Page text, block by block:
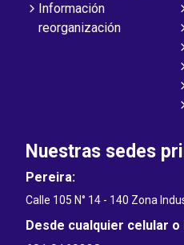
Información
reorganización
Nuestras sedes
Pereira:
Calle 105 N° 14 - 140 Zona
Desde cualquier celular o